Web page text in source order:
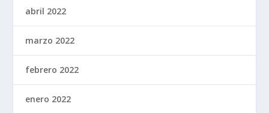
abril 2022
marzo 2022
febrero 2022
enero 2022